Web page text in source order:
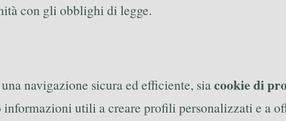
con gli obblighi di legge.
navigazione sicura ed efficiente, siacookie di
utili a creare profili personalizzati e a